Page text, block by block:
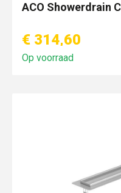
ACO Showerdrain
€ 314,60
Op voorraad